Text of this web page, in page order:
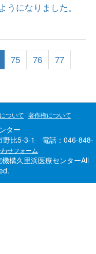
になりました。
75 76
77
ついて 著作権について
ター
比5-3-1 電話：046-848-
せフォーム
構久里浜医療センターAll